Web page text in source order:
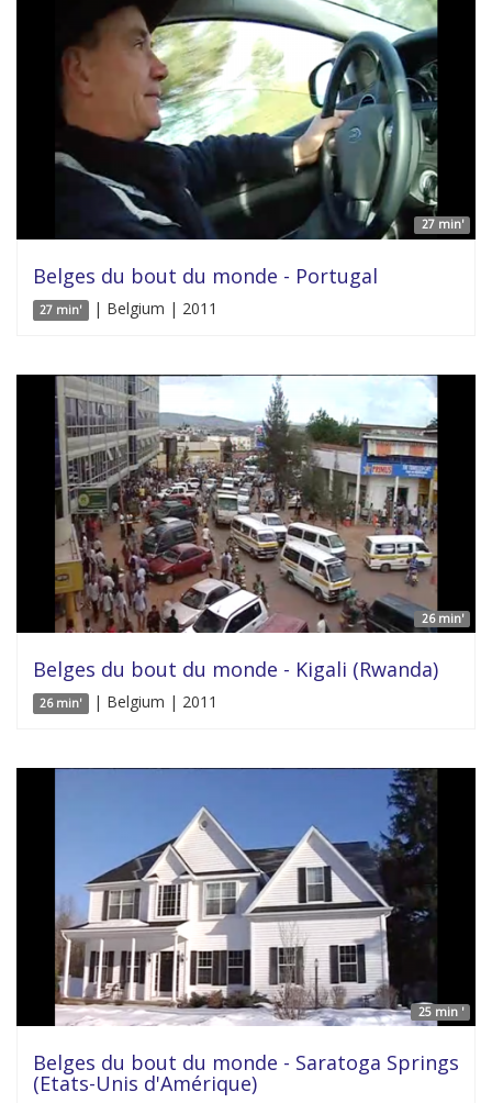
27 min'
Belges du bout du monde - Portugal
27 min' | Belgium | 2011
26 min'
Belges du bout du monde - Kigali (Rwanda)
26 min' | Belgium | 2011
25 min '
Belges du bout du monde - Saratoga Springs
(Etats-Unis d'Amérique)